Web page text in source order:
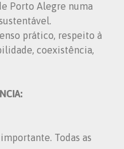
Porto Alegre numa
prático, respeito à
coexistência,
Todas as